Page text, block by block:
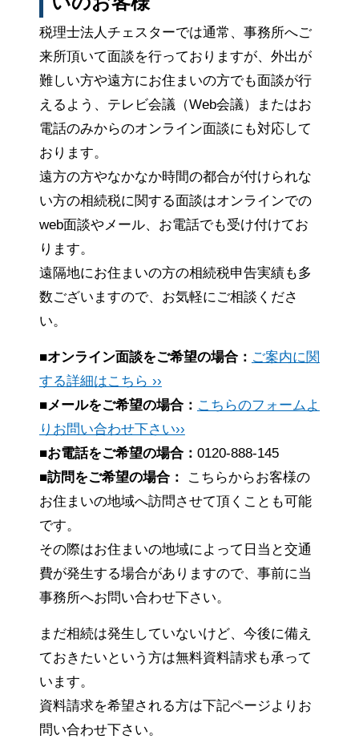
税理士法人チェスターでは通常、事務所へご
来所頂いて面談を行っておりますが、外出が
難しい方や遠方にお住まいの方でも面談が行
えるよう、テレビ会議（Web会議）またはお
電話のみからのオンライン面談にも対応して
おります。
遠方の方やなかなか時間の都合が付けられな
い方の相続税に関する面談はオンラインでの
web面談やメール、お電話でも受け付けてお
ります。
遠隔地にお住まいの方の相続税申告実績も多
数ございますので、お気軽にご相談くださ
い。
■オンライン面談をご希望の場合： ご案内に関
する詳細はこちら ››
■メールをご希望の場合： こちらのフォームよ
りお問い合わせ下さい››
■お電話をご希望の場合： 0120-888-145
■訪問をご希望の場合：
こちらからお客様の
お住まいの地域へ訪問させて頂くことも可能
です。
その際はお住まいの地域によって日当と交通
費が発生する場合がありますので、事前に当
事務所へお問い合わせ下さい。
まだ相続は発生していないけど、今後に備え
ておきたいという方は無料資料請求も承って
います。
資料請求を希望される方は下記ページよりお
問い合わせ下さい。